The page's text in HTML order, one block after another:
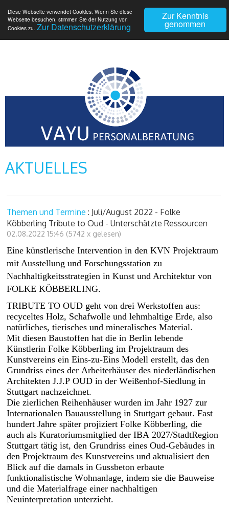
Zur Kenntnis
genommen
Diese Webseite verwendet Cookies. Wenn Sie diese
Webseite besuchen, stimmen Sie der Nutzung von
Cookies zu. Zur Datenschutzerklärung
AKTUELLES
Themen und Termine : Juli/August 2022 - Folke
Köbberling Tribute to Oud - Unterschätzte Ressourcen
02.08.2022 15:46 (5742 x gelesen)
Eine künstlerische Intervention in den KVN Projektraum
mit Ausstellung und Forschungsstation zu
Nachhaltigkeitsstrategien in Kunst und Architektur von
FOLKE KÖBBERLING.
TRIBUTE TO OUD geht von drei Werkstoffen aus:
recyceltes Holz, Schafwolle und lehmhaltige Erde, also
natürliches, tierisches und mineralisches Material.
Mit diesen Baustoffen hat die in Berlin lebende
Künstlerin Folke Köbberling im Projektraum des
Kunstvereins ein Eins-zu-Eins Modell erstellt, das den
Grundriss eines der Arbeiterhäuser des niederländischen
Architekten J.J.P OUD in der Weißenhof-Siedlung in
Stuttgart nachzeichnet.
Die zierlichen Reihenhäuser wurden im Jahr 1927 zur
Internationalen Bauausstellung in Stuttgart gebaut. Fast
hundert Jahre später projiziert Folke Köbberling, die
auch als Kuratoriumsmitglied der IBA 2027/StadtRegion
Stuttgart tätig ist, den Grundriss eines Oud-Gebäudes in
den Projektraum des Kunstvereins und aktualisiert den
Blick auf die damals in Gussbeton erbaute
funktionalistische Wohnanlage, indem sie die Bauweise
und die Materialfrage einer nachhaltigen
Neuinterpretation unterzieht.